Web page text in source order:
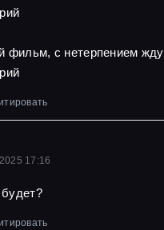
фильм, с нетерпением жду
17:16
будет?